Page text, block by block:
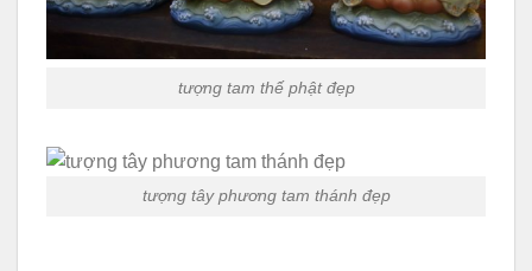
tượng tam thế phật đẹp
tượng tây phương tam thánh đẹp